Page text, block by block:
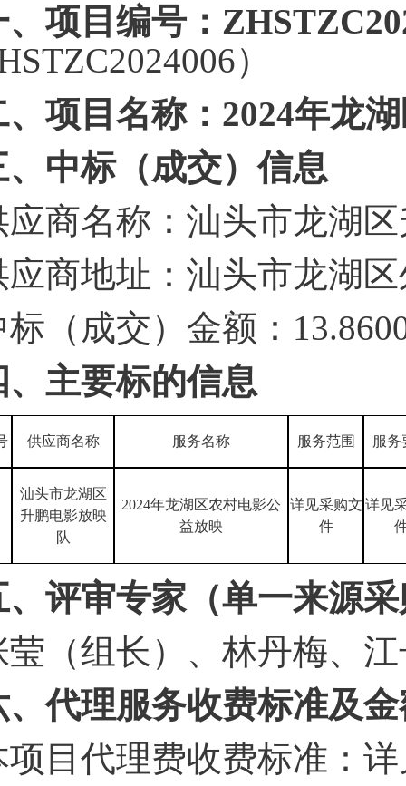
、项目编号：
）
、项目名称： 2024年龙
、中标（成交）信息
应商名称：汕头市龙湖
应商地址：汕头市龙湖
标（成交）金额： 13.86
、主要标的信息
供应商名称 服务名称 服务范围 服务
汕头市龙湖区
升鹏电影放映
队
2024年龙湖区农村电影公
益放映
详见采购文
件
详见
、评审专家（单一来源
莹（组长）、林丹梅、
、代理服务收费标准及
项目代理费收费标准：